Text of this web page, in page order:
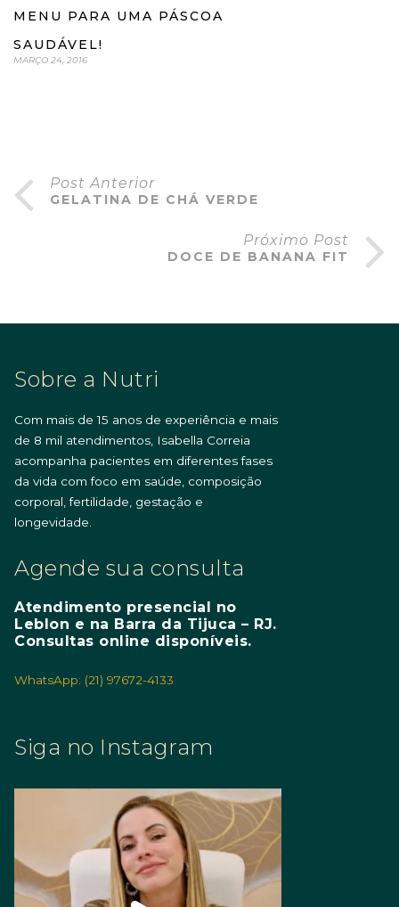
MENU PARA UMA PÁSCOA
SAUDÁVEL!
MARÇO 24, 2016
Post Anterior
GELATINA DE CHÁ VERDE
Próximo Post
DOCE DE BANANA FIT
Sobre a Nutri
Com mais de 15 anos de experiência e mais
de 8 mil atendimentos, Isabella Correia
acompanha pacientes em diferentes fases
da vida com foco em saúde, composição
corporal, fertilidade, gestação e
longevidade.
Agende sua consulta
Atendimento presencial no
Leblon e na Barra da Tijuca – RJ.
Consultas online disponíveis.
WhatsApp: (21) 97672-4133
Siga no Instagram